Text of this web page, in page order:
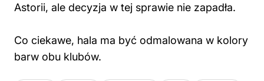
Astorii, ale decyzja w tej sprawie nie zapadła.
Co ciekawe, hala ma być odmalowana w kolory
barw obu klubów.